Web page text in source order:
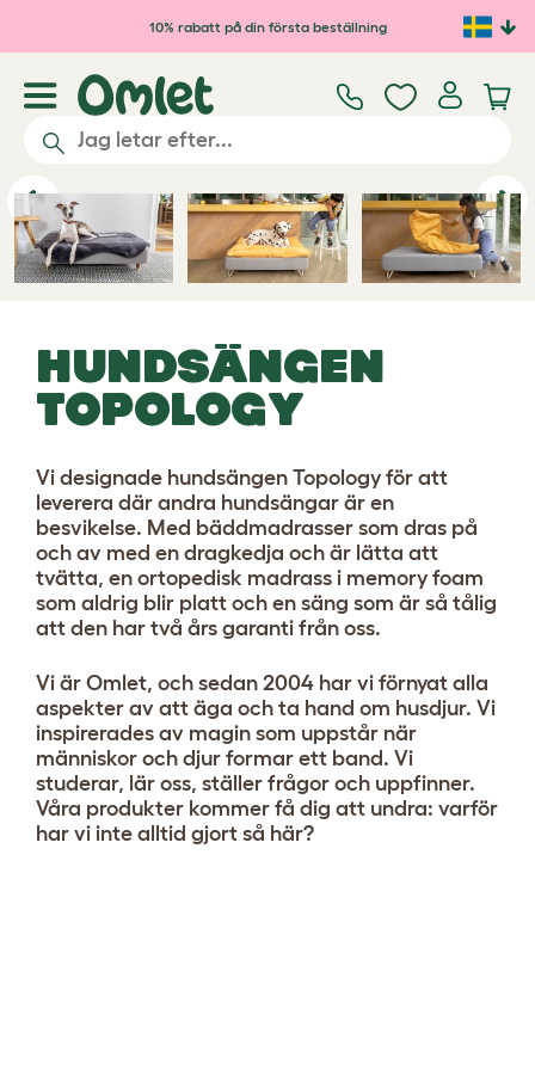
Hoppa till huvudinnehåll
10% rabatt på din första beställning
Spela video
Previous
HUNDSÄNGEN
TOPOLOGY
Vi designade hundsängen Topology för att
leverera där andra hundsängar är en
besvikelse. Med bäddmadrasser som dras på
och av med en dragkedja och är lätta att
tvätta, en ortopedisk madrass i memory foam
som aldrig blir platt och en säng som är så tålig
att den har två års garanti från oss.
Vi är Omlet, och sedan 2004 har vi förnyat alla
aspekter av att äga och ta hand om husdjur. Vi
inspirerades av magin som uppstår när
människor och djur formar ett band. Vi
studerar, lär oss, ställer frågor och uppfinner.
Våra produkter kommer få dig att undra: varför
har vi inte alltid gjort så här?